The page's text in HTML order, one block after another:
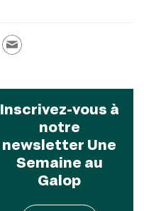
Inscrivez-vous à
notre
newsletter Une
Semaine au
Galop